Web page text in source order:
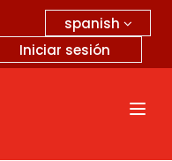
spanish
Iniciar sesión